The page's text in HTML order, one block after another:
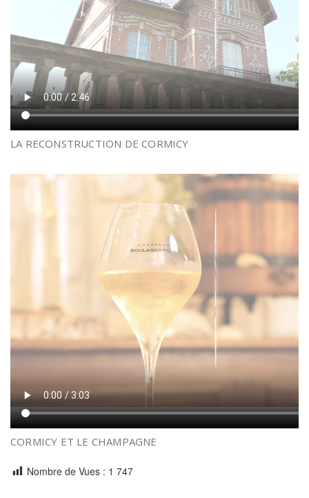
LA RECONSTRUCTION DE CORMICY
CORMICY ET LE CHAMPAGNE
Nombre de Vues : 1 747